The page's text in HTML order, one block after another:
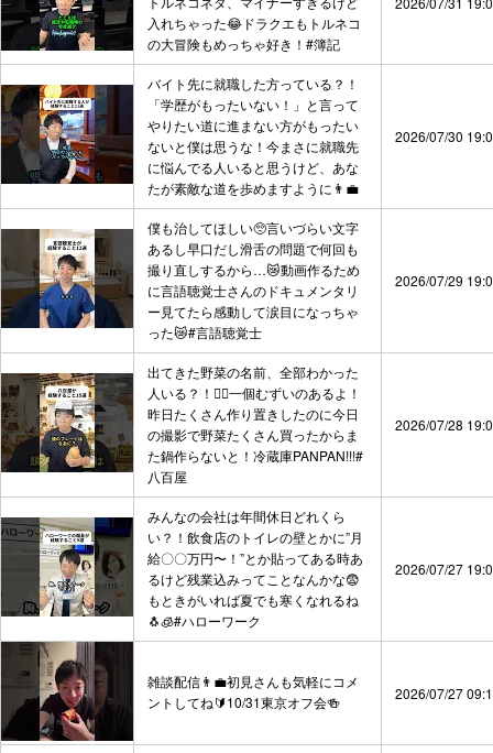
入れちゃった😂ドラクエもトルネコ
の大冒険もめっちゃ好き！#簿記
バイト先に就職した方っている？！
「学歴がもったいない！」と言って
やりたい道に進まない方がもったい
ないと僕は思うな！今まさに就職先
に悩んでる人いると思うけど、あな
たが素敵な道を歩めますように👨‍💼
2026/07/30
僕も治してほしい🥺言いづらい文字
あるし早口だし滑舌の問題で何回も
撮り直しするから…😿動画作るため
に言語聴覚士さんのドキュメンタリ
ー見てたら感動して涙目になっちゃ
った😿#言語聴覚士
2026/07/29
出てきた野菜の名前、全部わかった
人いる？！🙋‍♂️一個むずいのあるよ！
昨日たくさん作り置きしたのに今日
の撮影で野菜たくさん買ったからま
た鍋作らないと！冷蔵庫PANPAN!!!#
八百屋
2026/07/28
みんなの会社は年間休日どれくら
い？！飲食店のトイレの壁とかに”月
給〇〇万円〜！”とか貼ってある時あ
るけど残業込みってことなんかな😨
もときがいれば夏でも寒くなれるね
🐧🧊#ハローワーク
2026/07/27
雑談配信👨‍💼初見さんも気軽にコメ
ントしてね🔰10/31東京オフ会🍻
2026/07/27